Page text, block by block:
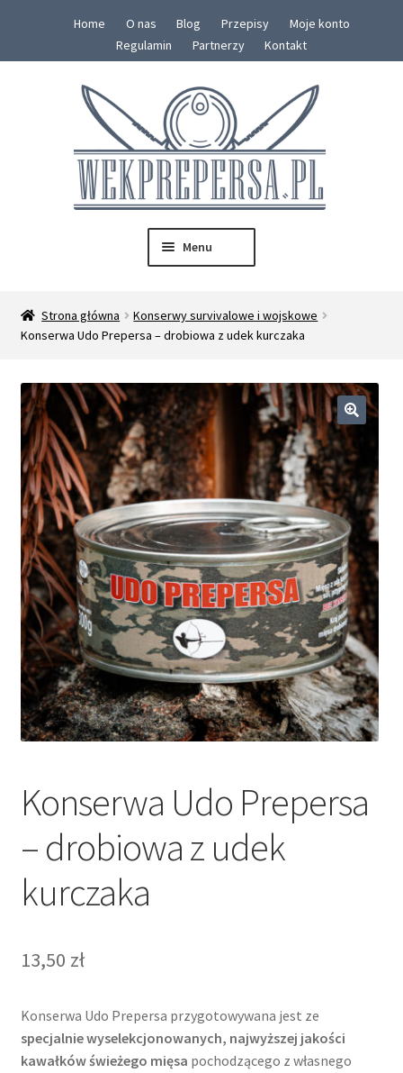
Home O nas Blog Przepisy
Moje konto
Regulamin
Partnerzy Kontakt
Menu
Konserwy
Zestawy
Dieta ketogeniczna
Noże survivalowe
Inne
Strona główna
Konserwy survivalowe i wojskowe
Konserwa Udo Prepersa – drobiowa z udek kurczaka
🔍
Konserwa Udo Prepersa
– drobiowa z udek
kurczaka
13,50 zł
Konserwa Udo Prepersa przygotowywana jest ze
specjalnie wyselekcjonowanych, najwyższej jakości
kawałków świeżego mięsa pochodzącego z własnego